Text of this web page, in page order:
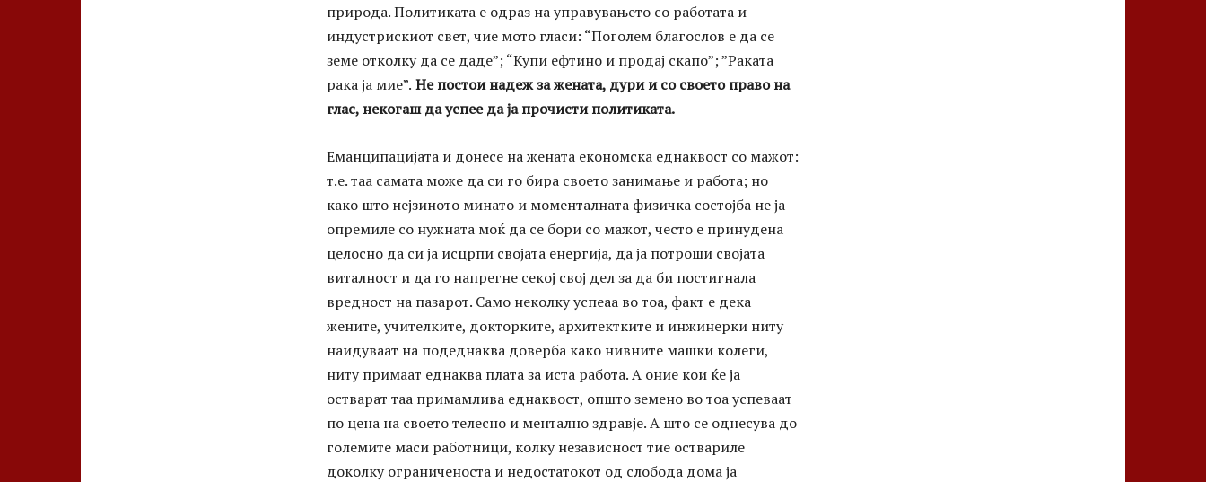
природа. Политиката е одраз на управувањето со работата и
индустрискиот свет, чие мото гласи: “Поголем благослов е да се
земе отколку да се даде”; “Купи ефтино и продај скапо”; ”Раката
рака ја мие”. Не постои надеж за жената, дури и со своето право на
глас, некогаш да успее да ја прочисти политиката.
Еманципацијата и донесе на жената економска еднаквост со мажот:
т.е. таа самата може да си го бира своето занимање и работа; но
како што нејзиното минато и моменталната физичка состојба не ја
опремиле со нужната моќ да се бори со мажот, често е принудена
целосно да си ја исцрпи својата енергија, да ја потроши својата
виталност и да го напрегне секој свој дел за да би постигнала
вредност на пазарот. Само неколку успеаа во тоа, факт е дека
жените, учителките, докторките, архитектките и инжинерки ниту
наидуваат на подеднаква доверба како нивните машки колеги,
ниту примаат еднаква плата за иста работа. А оние кои ќе ја
остварат таа примамлива еднаквост, општо земено во тоа успеваат
по цена на своето телесно и ментално здравје. А што се однесува до
големите маси работници, колку независност тие оствариле
доколку ограниченоста и недостатокот од слобода дома ја